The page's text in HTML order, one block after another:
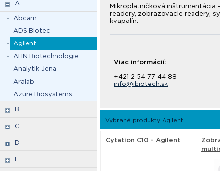
A
Abcam
ADS Biotec
Agilent
AHN Biotechnologie
Analytik Jena
Aralab
Azure Biosystems
B
C
D
E
Mikroplatničková inštrumentácia
readery, zobrazovacie readery,
kvapalín.
Viac informácií:
+421 2 54 77 44 88
info@ibiotech.sk
Vybrané produkty Agilent
Cytation C10 - Agilent